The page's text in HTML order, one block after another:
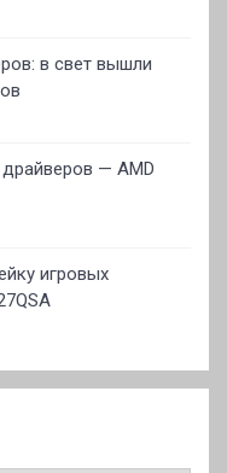
в свет вышли
— AMD
игровых